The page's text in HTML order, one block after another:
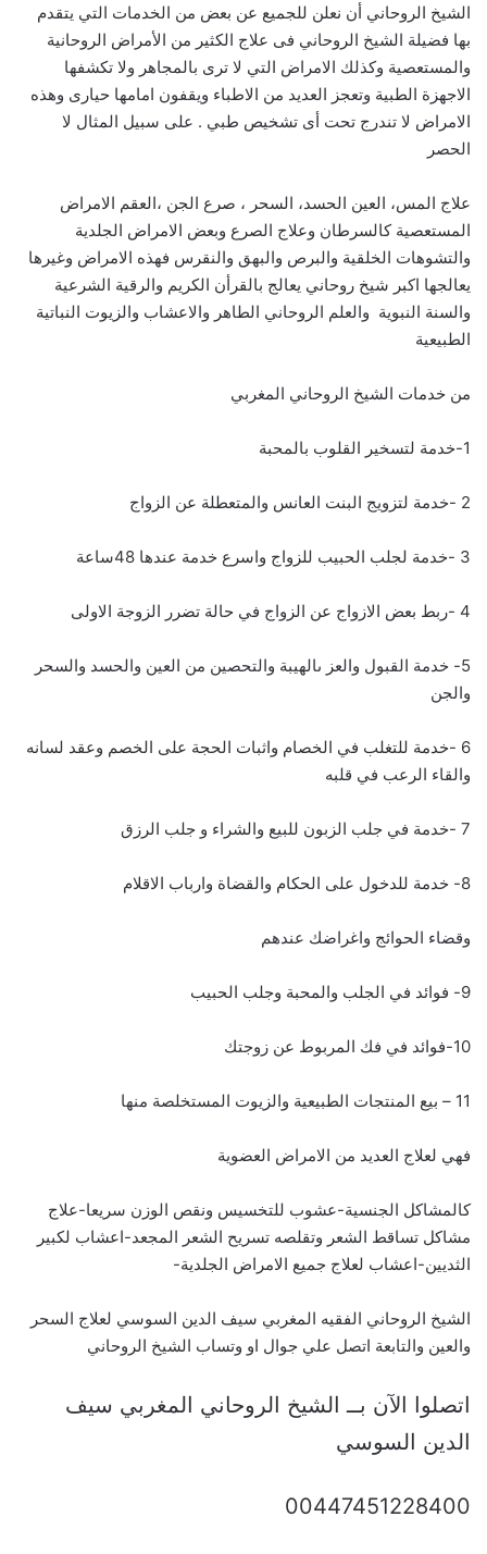
الشيخ الروحاني أن نعلن للجميع عن بعض من الخدمات التي يتقدم
بها فضيلة الشيخ الروحاني فى علاج الكثير من الأمراض الروحانية
والمستعصية وكذلك الامراض التي لا ترى بالمجاهر ولا تكشفها
الاجهزة الطبية وتعجز العديد من الاطباء ويقفون امامها حيارى وهذه
الامراض لا تندرج تحت أى تشخيص طبي . على سبيل المثال لا
الحصر
علاج المس، العين الحسد، السحر ، صرع الجن ،العقم الامراض
المستعصية كالسرطان وعلاج الصرع وبعض الامراض الجلدية
والتشوهات الخلقية والبرص والبهق والنقرس فهذه الامراض وغيرها
يعالجها اكبر شيخ روحاني يعالج بالقرأن الكريم والرقية الشرعية
والسنة النبوية والعلم الروحاني الطاهر والاعشاب والزيوت النباتية
الطبيعية
من خدمات الشيخ الروحاني المغربي
1-خدمة لتسخير القلوب بالمحبة
2 -خدمة لتزويج البنت العانس والمتعطلة عن الزواج
3 -خدمة لجلب الحبيب للزواج واسرع خدمة عندها 48ساعة
4 -ربط بعض الازواج عن الزواج في حالة تضرر الزوجة الاولى
5- خدمة القبول والعز ىالهيبة والتحصين من العين والحسد والسحر
والجن
6 -خدمة للتغلب في الخصام واثبات الحجة على الخصم وعقد لسانه
والقاء الرعب في قلبه
7 -خدمة في جلب الزبون للبيع والشراء و جلب الرزق
8- خدمة للدخول على الحكام والقضاة وارباب الاقلام
وقضاء الحوائج واغراضك عندهم
9- فوائد في الجلب والمحبة وجلب الحبيب
10-فوائد في فك المربوط عن زوجتك
11 – بيع المنتجات الطبيعية والزيوت المستخلصة منها
فهي لعلاج العديد من الامراض العضوية
كالمشاكل الجنسية-عشوب للتخسيس ونقص الوزن سريعا-علاج
مشاكل تساقط الشعر وتقلصه تسريح الشعر المجعد-اعشاب لكبير
الثديين-اعشاب لعلاج جميع الامراض الجلدية-
الشيخ الروحاني الفقيه المغربي سيف الدين السوسي لعلاج السحر
والعين والتابعة اتصل علي جوال او وتساب الشيخ الروحاني
اتصلوا الآن بــ الشيخ الروحاني المغربي سيف
الدين السوسي
00447451228400